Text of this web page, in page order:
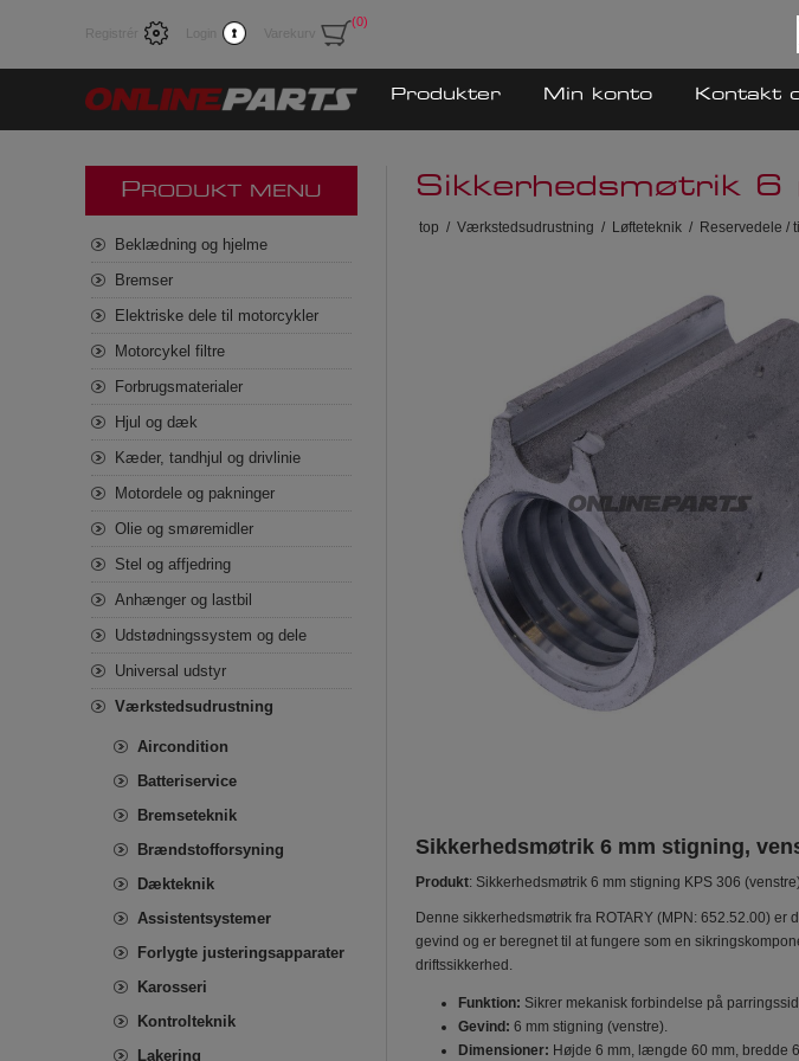
Registrér Login Varekurv
(0)
Produkter Min konto Kontakt
Sikkerhedsmøtrik
top / Værkstedsudrustning / Løfteteknik / Reservedele /
Sikkerhedsmøtrik 6 mm stigning,
Produkt: Sikkerhedsmøtrik 6 mm stigning KPS 306
Denne sikkerhedsmøtrik fra ROTARY (MPN: 652.52.00)
gevind og er beregnet til at fungere som en
driftssikkerhed.
Funktion: Sikrer mekanisk forbindelse på
Gevind: 6 mm stigning (venstre).
Dimensioner: Højde 6 mm, længde 60 mm, bredde
P RODUKT MENU
Beklædning og hjelme
Bremser
Elektriske dele til motorcykler
Motorcykel filtre
Forbrugsmaterialer
Hjul og dæk
Kæder, tandhjul og drivlinie
Motordele og pakninger
Olie og smøremidler
Stel og affjedring
Anhænger og lastbil
Udstødningssystem og dele
Universal udstyr
Værkstedsudrustning
Aircondition
Batteriservice
Bremseteknik
Brændstofforsyning
Dækteknik
Assistentsystemer
Forlygte justeringsapparater
Karosseri
Kontrolteknik
Lakering